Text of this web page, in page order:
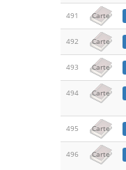
491 Carte
492 Carte
493 Carte
494 Carte
495 Carte
496 Carte